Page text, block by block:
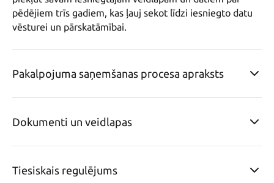
pēdējiem trīs gadiem, kas ļauj sekot līdzi iesniegto datu
vēsturei un pārskatāmībai.
Pakalpojuma saņemšanas procesa apraksts
Dokumenti un veidlapas
Tiesiskais regulējums